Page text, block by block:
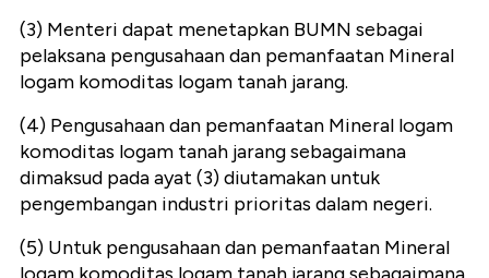
(3) Menteri dapat menetapkan BUMN sebagai
pelaksana pengusahaan dan pemanfaatan Mineral
logam komoditas logam tanah jarang.
(4) Pengusahaan dan pemanfaatan Mineral logam
komoditas logam tanah jarang sebagaimana
dimaksud pada ayat (3) diutamakan untuk
pengembangan industri prioritas dalam negeri.
(5) Untuk pengusahaan dan pemanfaatan Mineral